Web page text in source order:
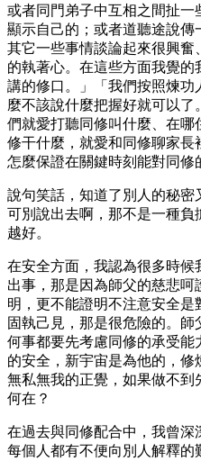
或者同門弟子中互相之間扯
顯示自己的；或者道聽途說傳
其它一些事情談論起來很興奮
的執著心。在這些方面我覺
講的修口。」「我們按照煉
麼不該說什麼把握好就可以
們就愛打聽同修叫什麼、在
修干什麼，就愛和同修聊家長
怎麼保證在關鍵時刻能對同修
說句笑話，知道了別人的秘
可別說出去啊，那不是一種
越好。
在安全方面，我認為很多時
出事，那是因為師父的慈悲
明，更不能證明不注意安全是
固執己見，那是很危險的。
何事都要先考慮同修的承受
的安全，新宇宙是為他的，修
無私無我的正覺，如果做不
何在？
在過去與同修配合中，我曾深
每個人都有不便向別人解釋